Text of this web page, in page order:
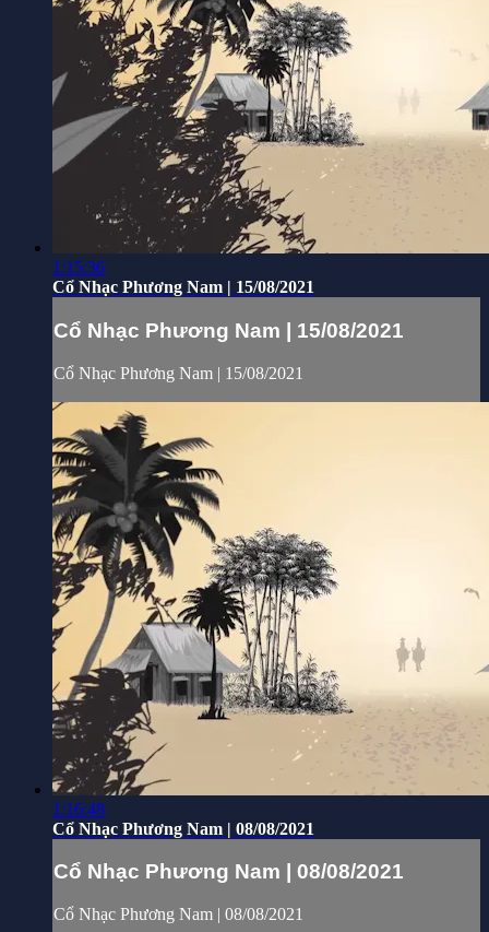
1:15:36
Cổ Nhạc Phương Nam | 15/08/2021
Cổ Nhạc Phương Nam | 15/08/2021
Cổ Nhạc Phương Nam | 15/08/2021
1:16:48
Cổ Nhạc Phương Nam | 08/08/2021
Cổ Nhạc Phương Nam | 08/08/2021
Cổ Nhạc Phương Nam | 08/08/2021